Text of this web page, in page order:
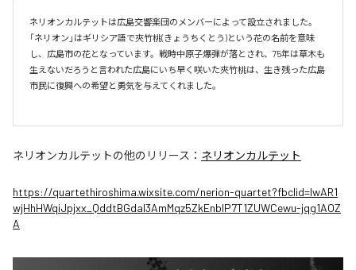
ネリオンカルテットは広島交響楽団のメンバーによって設立されました。
「ネリオン」はギリシア語で夾竹桃(きょうちくとう)という花の名前を意味
し、広島市の花となっています。戦時中原子爆弾が落とされ、75年は草木も
生えないだろうと言われた広島にいち早く咲いた夾竹桃は、生き残った広島
市民に復興への希望と勇気を与えてくれました。
ネリオンカルテットの他のリリース： ネリオンカルテット
https://quartethiroshima.wixsite.com/nerion-quartet?fbclid=IwAR1
wjHhHWqiJpjxx_QddtBGdal3AmMqz5ZkEnblP7T1ZUWCewu-jqg1AOZ
A